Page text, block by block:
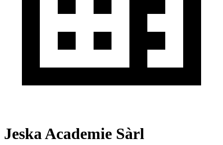
Jeska Academie Sàrl